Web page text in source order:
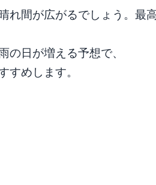
間が広がるでしょう。最
日が増える予想で、
めします。